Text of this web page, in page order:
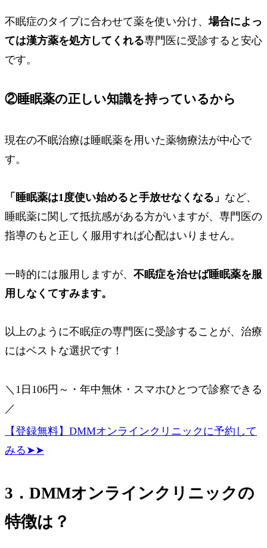
不眠症のタイプに合わせて薬を使い分け、場合によっ
ては漢方薬を処方してくれる専門医に受診すると安心
です。
②睡眠薬の正しい知識を持っているから
現在の不眠治療は睡眠薬を用いた薬物療法が中心で
す。
「睡眠薬は1度使い始めると手放せなくなる」 など、
睡眠薬に関して抵抗感がある方がいますが、専門医の
指導のもと正しく服用すれば心配はいりません。
一時的には服用しますが、 不眠症を治せば睡眠薬を服
用しなくてすみます。
以上のように不眠症の専門医に受診することが、治療
にはベストな選択です！
＼1日106円～・年中無休・スマホひとつで診察できる
／
【登録無料】DMMオンラインクリニックに予約して
みる➤➤
3．DMMオンラインクリニックの
特徴は？